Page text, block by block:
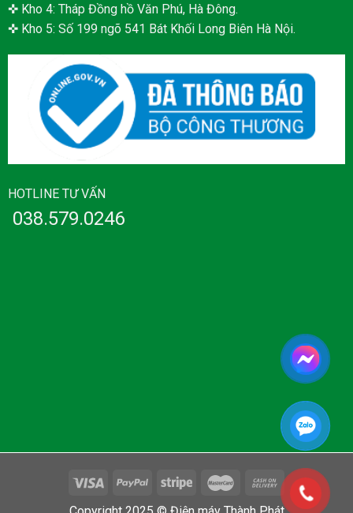
✜ Kho 4: Tháp Đồng hồ Văn Phú, Hà Đông.
✜ Kho 5: Số 199 ngõ 541 Bát Khối Long Biên Hà Nội.
HOTLINE TƯ VẤN
038.579.0246